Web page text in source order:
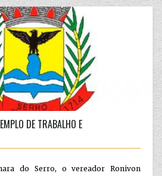
DE TRABALHO E
do Serro, o vereador Ronivon